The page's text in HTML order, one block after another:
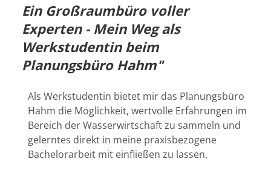
Ein Großraumbüro voller
Experten - Mein Weg als
Werkstudentin beim
Planungsbüro Hahm"
Als Werkstudentin bietet mir das Planungsbüro
Hahm die Möglichkeit, wertvolle Erfahrungen im
Bereich der Wasserwirtschaft zu sammeln und
gelerntes direkt in meine praxisbezogene
Bachelorarbeit mit einfließen zu lassen.